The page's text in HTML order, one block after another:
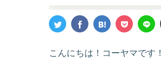
こんにちは！コーヤマです！